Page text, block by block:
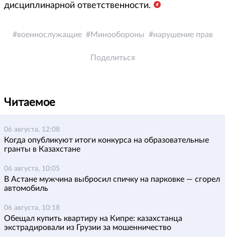
дисциплинарной ответственности.
военнослужащие Минообороны нарушение прав
Поделиться
Читаемое
06 августа, 12:08
Когда опубликуют итоги конкурса на образовательные
гранты в Казахстане
06 августа, 10:05
В Астане мужчина выбросил спичку на парковке — сгорел
автомобиль
06 августа, 10:18
Обещал купить квартиру на Кипре: казахстанца
экстрадировали из Грузии за мошенничество